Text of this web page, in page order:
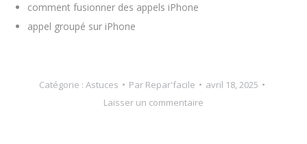
comment fusionner des appels iPhone
appel groupé sur iPhone
Catégorie : Astuces Par Repar'facile
avril 18, 2025
Laisser un commentaire